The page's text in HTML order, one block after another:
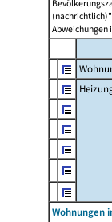
Abweichungen
Wohnungen